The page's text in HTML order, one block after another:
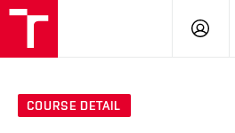
LOG
COURSE DETAIL